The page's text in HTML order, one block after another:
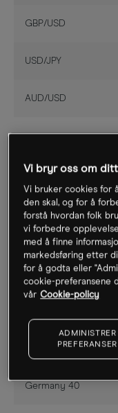
GBP/USD
USD/JPY
AUD/USD
Produkt
UK 100
Germany 40
Vi bryr oss om
Vi bruker cookies for
den skal, og for å
forstå hvordan folk
vi forbedre
med å finne
markedsføring etter
for å godta eller
cookie-preferansene
vår Cookie-policy
ADMINISTRER
PREFERANSER